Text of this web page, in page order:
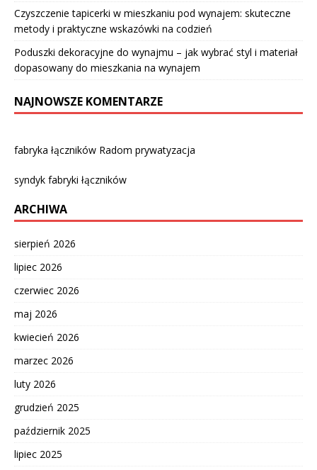
Czyszczenie tapicerki w mieszkaniu pod wynajem: skuteczne
metody i praktyczne wskazówki na codzień
Poduszki dekoracyjne do wynajmu – jak wybrać styl i materiał
dopasowany do mieszkania na wynajem
NAJNOWSZE KOMENTARZE
fabryka łączników Radom prywatyzacja
syndyk fabryki łączników
ARCHIWA
sierpień 2026
lipiec 2026
czerwiec 2026
maj 2026
kwiecień 2026
marzec 2026
luty 2026
grudzień 2025
październik 2025
lipiec 2025